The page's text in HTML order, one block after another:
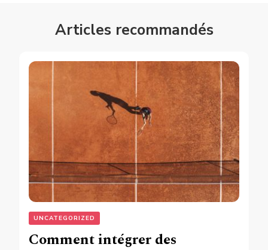
Articles recommandés
UNCATEGORIZED
Comment intégrer des